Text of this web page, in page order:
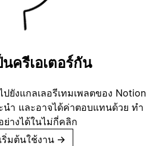
นครีเอเตอร์กัน
ยังแกลเลอรีเทมเพลตของ Notion
นำ และอาจได้ค่าตอบแทนด้วย ทำ
ย่างได้ในไม่กี่คลิก
เริ่มต้นใช้งาน →